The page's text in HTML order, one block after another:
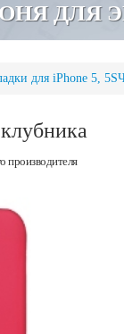
ДЛЯ
для iPhone 5, 5S
производителя